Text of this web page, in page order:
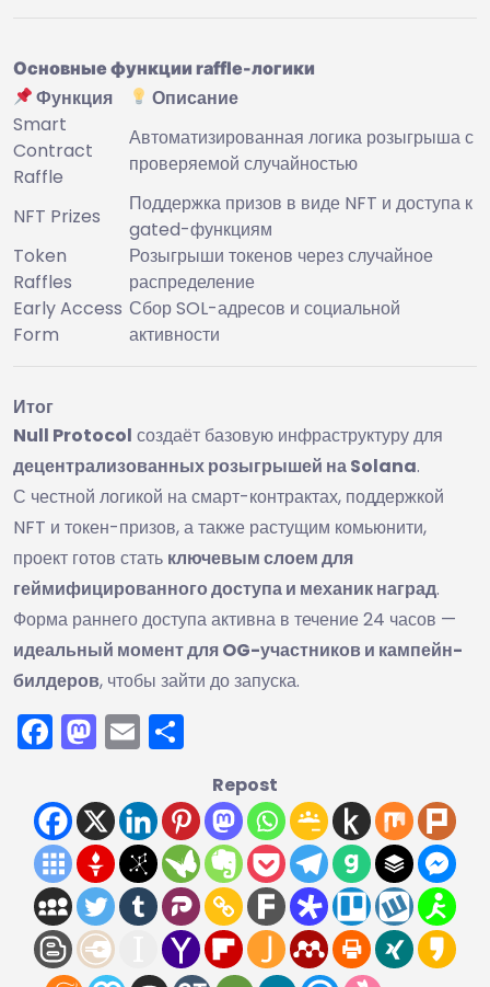
Основные функции raffle-логики
Функция
Описание
Smart
Contract
Raffle
Автоматизированная логика розыгрыша с
проверяемой случайностью
NFT Prizes
Поддержка призов в виде NFT и доступа к
gated-функциям
Token
Raffles
Розыгрыши токенов через случайное
распределение
Early Access
Form
Сбор SOL-адресов и социальной
активности
Итог
Null Protocol создаёт базовую инфраструктуру для
децентрализованных розыгрышей на Solana.
С честной логикой на смарт-контрактах, поддержкой
NFT и токен-призов, а также растущим комьюнити,
проект готов стать ключевым слоем для
геймифицированного доступа и механик наград.
Форма раннего доступа активна в течение 24 часов —
идеальный момент для OG-участников и кампейн-
билдеров, чтобы зайти до запуска.
Facebook
Mastodon
Email
Repost